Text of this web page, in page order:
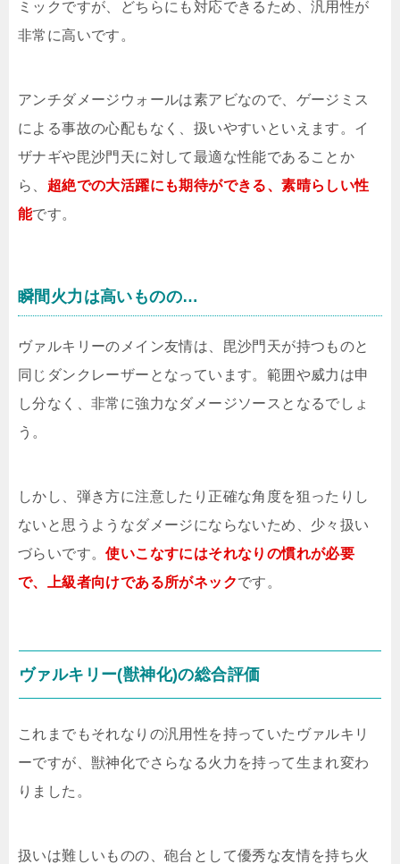
ミックですが、どちらにも対応できるため、汎用性が
非常に高いです。
アンチダメージウォールは素アビなので、ゲージミス
による事故の心配もなく、扱いやすいといえます。イ
ザナギや毘沙門天に対して最適な性能であることか
ら、 超絶での大活躍にも期待ができる、素晴らしい性
能です。
瞬間火力は高いものの…
ヴァルキリーのメイン友情は、毘沙門天が持つものと
同じダンクレーザーとなっています。範囲や威力は申
し分なく、非常に強力なダメージソースとなるでしょ
う。
しかし、弾き方に注意したり正確な角度を狙ったりし
ないと思うようなダメージにならないため、少々扱い
づらいです。使いこなすにはそれなりの慣れが必要
で、上級者向けである所がネックです。
ヴァルキリー(獣神化)の総合評価
これまでもそれなりの汎用性を持っていたヴァルキリ
ーですが、獣神化でさらなる火力を持って生まれ変わ
りました。
扱いは難しいものの、砲台として優秀な友情を持ち火